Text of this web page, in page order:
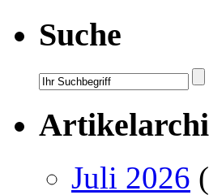
Suche
Juli 2026